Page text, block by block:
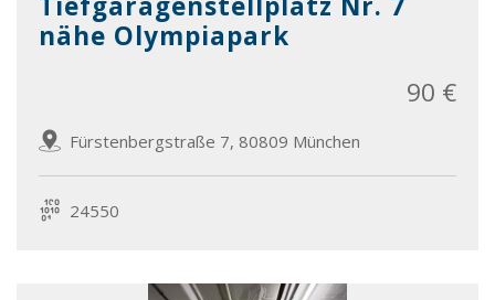
nähe Olympiapark
Fürstenbergstraße 7, 80809 München
90 €
24550